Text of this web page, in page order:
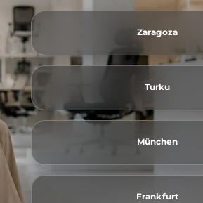
Zaragoza
Turku
München
Frankfurt